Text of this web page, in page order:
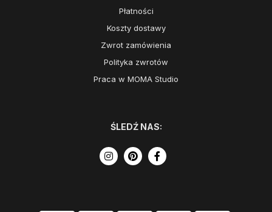
Płatności
Koszty dostawy
Zwrot zamówienia
Polityka zwrotów
Praca w MOMA Studio
ŚLEDŹ NAS: